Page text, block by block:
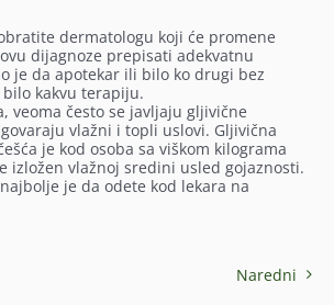
dermatologu koji će promene
dijagnoze prepisati adekvatnu
je da apotekar ili bilo ko drugi bez
kakvu terapiju.
veoma često se javljaju gljivične
vlažni i topli uslovi. Gljivična
je kod osoba sa viškom kilograma
izložen vlažnoj sredini usled gojaznosti.
je da odete kod lekara na
Naredni